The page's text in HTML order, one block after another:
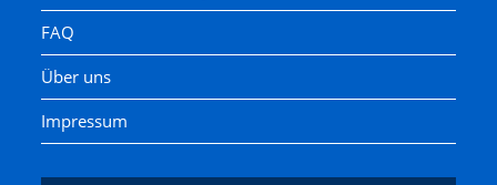
FAQ
Über uns
Impressum